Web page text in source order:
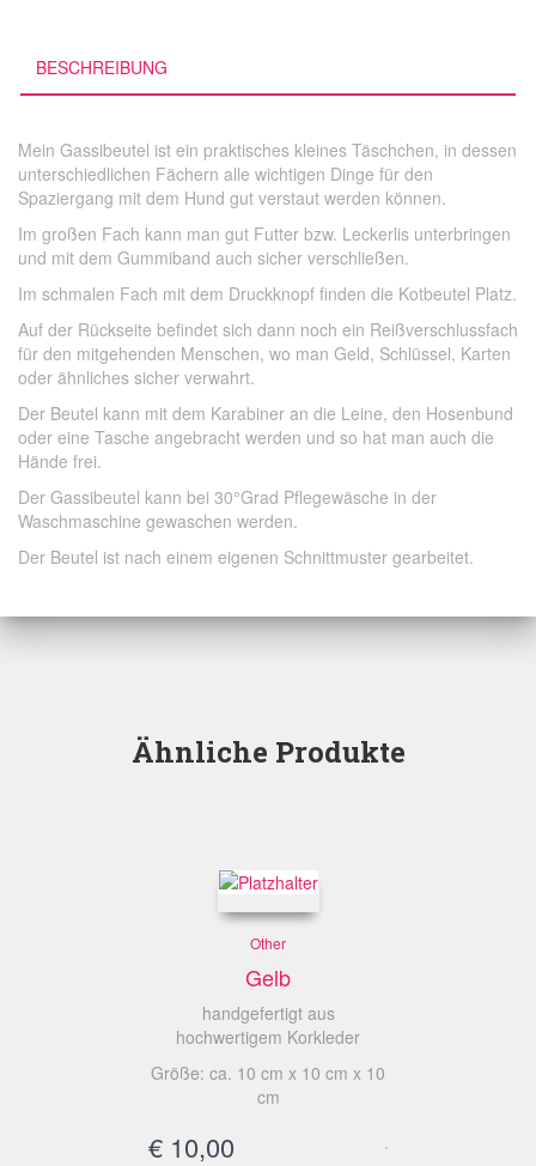
BESCHREIBUNG
Mein Gassibeutel ist ein praktisches kleines Täschchen, in dessen
unterschiedlichen Fächern alle wichtigen Dinge für den
Spaziergang mit dem Hund gut verstaut werden können.
Im großen Fach kann man gut Futter bzw. Leckerlis unterbringen
und mit dem Gummiband auch sicher verschließen.
Im schmalen Fach mit dem Druckknopf finden die Kotbeutel Platz.
Auf der Rückseite befindet sich dann noch ein Reißverschlussfach
für den mitgehenden Menschen, wo man Geld, Schlüssel, Karten
oder ähnliches sicher verwahrt.
Der Beutel kann mit dem Karabiner an die Leine, den Hosenbund
oder eine Tasche angebracht werden und so hat man auch die
Hände frei.
Der Gassibeutel kann bei 30°Grad Pflegewäsche in der
Waschmaschine gewaschen werden.
Der Beutel ist nach einem eigenen Schnittmuster gearbeitet.
Ähnliche Produkte
Other
Gelb
handgefertigt aus
hochwertigem Korkleder
Größe: ca. 10 cm x 10 cm x 10
cm
€ 10,00